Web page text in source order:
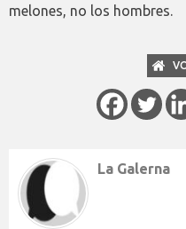
melones, no los hombres.
La Galerna